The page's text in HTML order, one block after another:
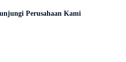
Perusahaan Kami